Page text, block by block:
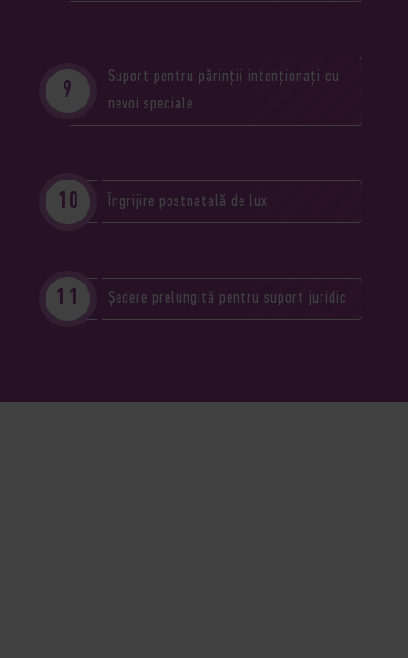
Suport pentru părinții intenționați cu
nevoi speciale
Îngrijire postnatală de lux
Ședere prelungită pentru suport juridic